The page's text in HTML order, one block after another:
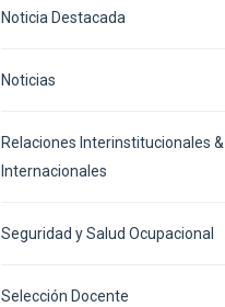
Noticia Destacada
Noticias
Relaciones Interinstitucionales &
Internacionales
Seguridad y Salud Ocupacional
Selección Docente